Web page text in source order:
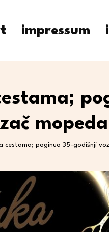
impressum
mopeda
cestama; poginuo 35-godišnji